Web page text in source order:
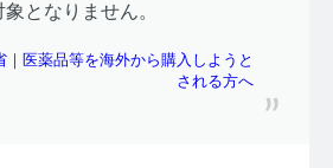
となりません。
｜医薬品等を海外から購入しようと
される方へ